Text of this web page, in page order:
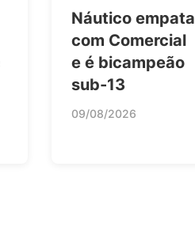
Náutico empata
com Comercial
e é bicampeão
sub-13
09/08/2026